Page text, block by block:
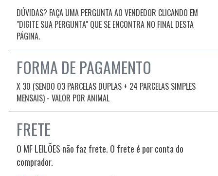
DÚVIDAS? FAÇA UMA PERGUNTA AO VENDEDOR CLICANDO EM
"DIGITE SUA PERGUNTA" QUE SE ENCONTRA NO FINAL DESTA
PÁGINA.
FORMA DE PAGAMENTO
X 30 (SENDO 03 PARCELAS DUPLAS + 24 PARCELAS SIMPLES
MENSAIS) - VALOR POR ANIMAL
FRETE
O MF LEILÕES não faz frete. O frete é por conta do
comprador.